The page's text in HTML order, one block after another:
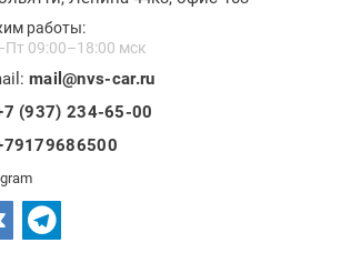
работы:
09:00–18:00 мск
mail@nvs-car.ru
(937) 234-65-00